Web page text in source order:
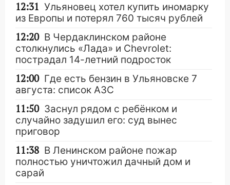
12:31 Ульяновец хотел купить иномарку
из Европы и потерял 760 тысяч рублей
12:20 В Чердаклинском районе
столкнулись «Лада» и Chevrolet:
пострадал 14-летний подросток
12:00 Где есть бензин в Ульяновске 7
августа: список АЗС
11:50 Заснул рядом с ребёнком и
случайно задушил его: суд вынес
приговор
11:38 В Ленинском районе пожар
полностью уничтожил дачный дом и
сарай